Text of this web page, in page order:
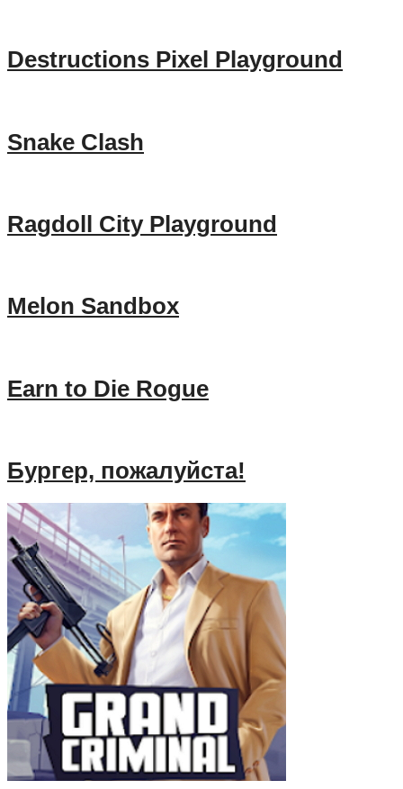
Destructions Pixel Playground
Snake Clash
Ragdoll City Playground
Melon Sandbox
Earn to Die Rogue
Бургер, пожалуйста!